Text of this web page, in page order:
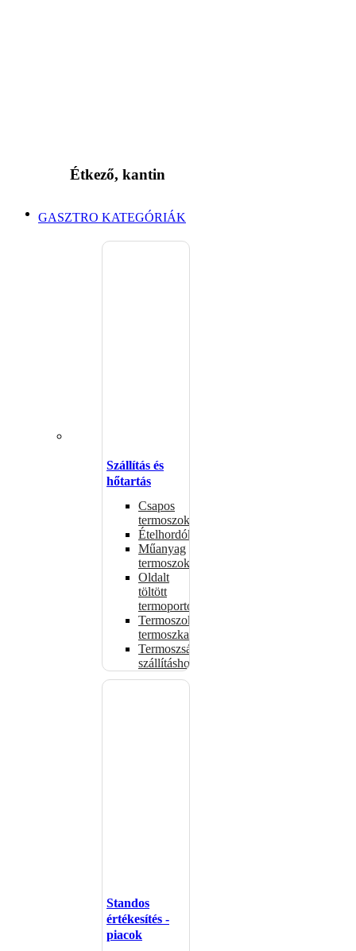
Étkező, kantin
GASZTRO KATEGÓRIÁK
Szállítás és
hőtartás
Csapos
termoszok
Ételhordók
Műanyag
termoszok
Oldalt
töltött
termoportok
Termoszok,
termoszkannák
Termoszsákok
szállításhoz
Standos
értékesítés -
piacok